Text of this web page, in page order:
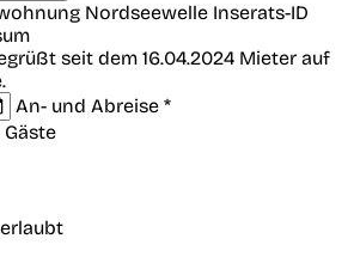
Nordseewelle Inserats-ID
seit dem 16.04.2024 Mieter auf
An- und Abreise *
Gäste